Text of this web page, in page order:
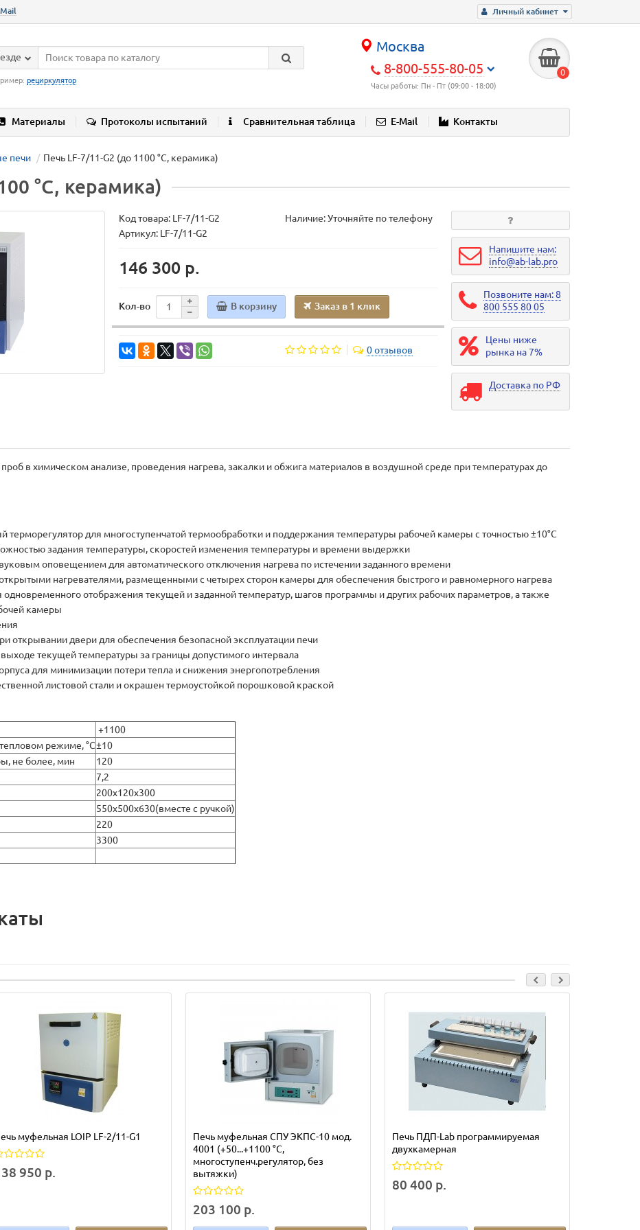
Личный кабинет
Москва
8-800-555-80-05
Часы работы: Пн - Пт (09:00 - 18:00)
0
рециркулятор
Материалы Протоколы испытаний Сравнительная таблица E-Mail Контакты
печи Печь LF-7/11-G2 (до 1100 °С, керамика)
°С, керамика)
Код товара: LF-7/11-G2
Наличие: Уточняйте по телефону
Артикул: LF-7/11-G2
146 300 р.
Кол-во В корзину Заказ в 1 клик
0 отзывов
Напишите нам:
info@ab-lab.pro
Позвоните нам: 8
800 555 80 05
Цены ниже
рынка на 7%
Доставка по РФ
в химическом анализе, проведения нагрева, закалки и обжига материалов в воздушной среде при температурах до
для многоступенчатой термообработки и поддержания температуры рабочей камеры с точностью ±10°С
задания температуры, скоростей изменения температуры и времени выдержки
оповещением для автоматического отключения нагрева по истечении заданного времени
нагревателями, размещенными с четырех сторон камеры для обеспечения быстрого и равномерного нагрева
отображения текущей и заданной температур, шагов программы и других рабочих параметров, а также
камеры
открывании двери для обеспечения безопасной эксплуатации печи
текущей температуры за границы допустимого интервала
для минимизации потери тепла и снижения энергопотребления
листовой стали и окрашен термоустойкой порошковой краской
+1100
режиме, °С±10
не более, мин
120
7,2
200х120х300
550х500х630(вместе с ручкой)
220
3300
муфельная LOIP LF-2/11-G1
950 р.
Печь муфельная СПУ ЭКПС-10 мод.
4001 (+50...+1100 °С,
многоступенч.регулятор, без
вытяжки)
203 100 р.
Печь ПДП-Lab программируемая
двухкамерная
80 400 р.